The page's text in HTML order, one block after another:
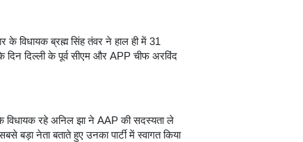
के विधायक ब्रह्म सिंह तंवर ने हाल ही में 31
दिन दिल्ली के पूर्व सीएम और APP चीफ अरविंद
विधायक रहे अनिल झा ने AAP की सदस्यता ले
बड़ा नेता बताते हुए उनका पार्टी में स्वागत किया